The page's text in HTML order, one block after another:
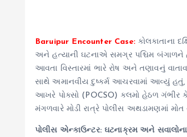
Baruipur Encounter Case: કોલકાતાના
અને હત્યાની ઘટનાએ સમગ્ર પશ્ચિમ બંગાળને
આવતા વિસ્તારમાં ભારે રોષ અને તણાવનું
સાથે અમાનવીય દુષ્કર્મ આચરવામાં આવ્યું હતું,
આખરે પોક્સો (POCSO) કલમો હેઠળ ગંભીર
મંગળવારે મોડી રાત્રે પોલીસ અથડામણમાં
પોલીસ એન્કાઉન્ટર: ઘટનાક્રમ અને સવાલોના